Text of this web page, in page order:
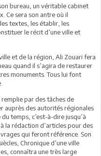
bureau, un véritable cabinet
Ce sera son antre où il
textes, les établir, les
le récit d’une ville et
et de la région, Ali Zouari fera
quand il s’agira de restaurer
monuments. Tous lui font
par des tâches de
auprès des autorités régionales
temps, c’est-à-dire jusqu’à
la rédaction d’articles pour des
qui feront référence. Son
Chronique d’une ville
connaîtra une très large